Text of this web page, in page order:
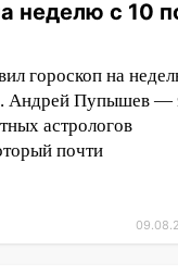
в
список
упал
сильного
неделю с 10
гороскоп на
Андрей Пупышев —
астрологов
почти